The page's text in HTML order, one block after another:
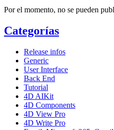
Por el momento, no se pueden
Categorías
Release infos
Generic
User Interface
Back End
Tutorial
4D AIKit
4D Components
4D View Pro
4D Write Pro